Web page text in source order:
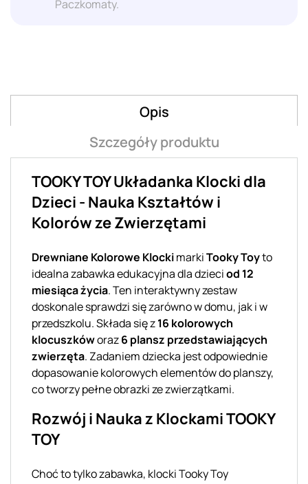
Paczkomaty.
Opis
Szczegóły produktu
TOOKY TOY Układanka Klocki dla
Dzieci - Nauka Kształtów i
Kolorów ze Zwierzętami
Drewniane Kolorowe KlockimarkiTooky Toyto
idealna zabawka edukacyjna dla dzieciod 12
miesiąca życia. Ten interaktywny zestaw
doskonale sprawdzi się zarówno w domu, jak i w
przedszkolu. Składa się z16 kolorowych
klocuszkóworaz6 plansz przedstawiających
zwierzęta. Zadaniem dziecka jest odpowiednie
dopasowanie kolorowych elementów do planszy,
co tworzy pełne obrazki ze zwierzątkami.
Rozwój i Nauka z Klockami TOOKY
TOY
Choć to tylko zabawka, klocki Tooky Toy